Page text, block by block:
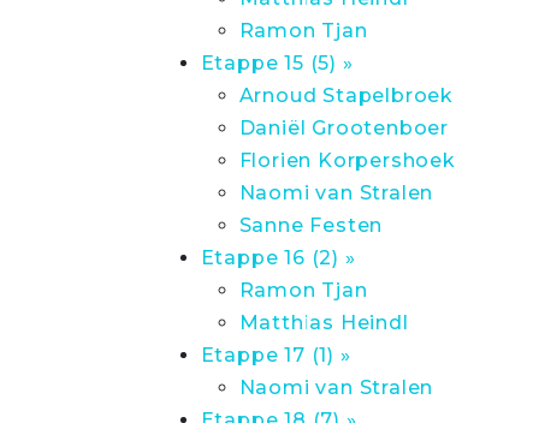
Ramon Tjan
Etappe 15 (5) »
Arnoud Stapelbroek
Daniël Grootenboer
Florien Korpershoek
Naomi van Stralen
Sanne Festen
Etappe 16 (2) »
Ramon Tjan
Matthias Heindl
Etappe 17 (1) »
Naomi van Stralen